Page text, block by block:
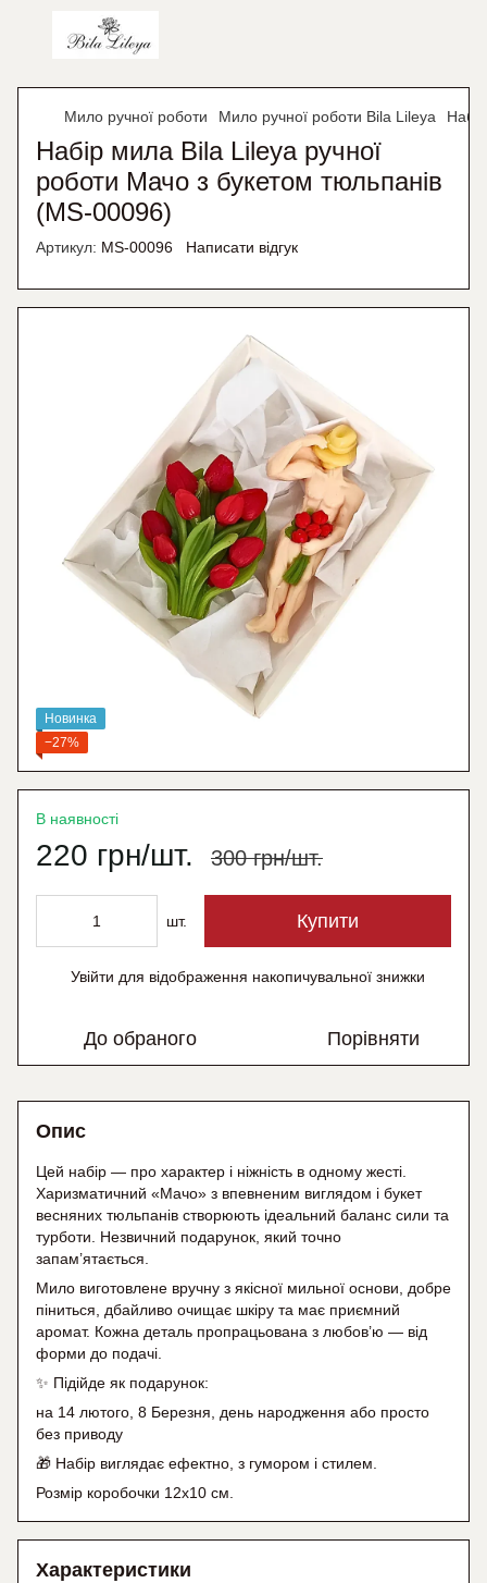
Мило ручної роботи Мило ручної роботи Bila Lileya
Набір мила Bila Lileya ручної
роботи Мачо з букетом тюльпанів
(MS-00096)
Артикул: MS-00096 Написати відгук
Новинка
−27%
В наявності
220 грн/шт. 300 грн/шт.
шт. Купити
Увійти для відображення накопичувальної знижки
До обраного Порівняти
Опис
Цей набір — про характер і ніжність в одному жесті.
Харизматичний «Мачо» з впевненим виглядом і букет
весняних тюльпанів створюють ідеальний баланс сили та
турботи. Незвичний подарунок, який точно
запам’ятається.
Мило виготовлене вручну з якісної мильної основи, добре
піниться, дбайливо очищає шкіру та має приємний
аромат. Кожна деталь пропрацьована з любов’ю — від
форми до подачі.
✨ Підійде як подарунок:
на 14 лютого, 8 Березня, день народження або просто
без приводу
🎁 Набір виглядає ефектно, з гумором і стилем.
Розмір коробочки 12х10 см.
Характеристики